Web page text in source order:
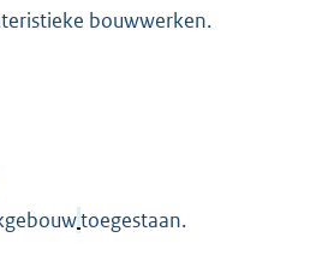
bouwwerken.
toegestaan.